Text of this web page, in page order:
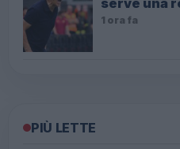
1 ora fa
PIÙ LETTE